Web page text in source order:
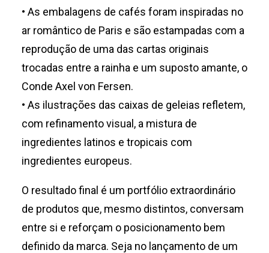
• As embalagens de cafés foram inspiradas no
ar romântico de Paris e são estampadas com a
reprodução de uma das cartas originais
trocadas entre a rainha e um suposto amante, o
Conde Axel von Fersen.
• As ilustrações das caixas de geleias refletem,
com refinamento visual, a mistura de
ingredientes latinos e tropicais com
ingredientes europeus.
O resultado final é um portfólio extraordinário
de produtos que, mesmo distintos, conversam
entre si e reforçam o posicionamento bem
definido da marca. Seja no lançamento de um